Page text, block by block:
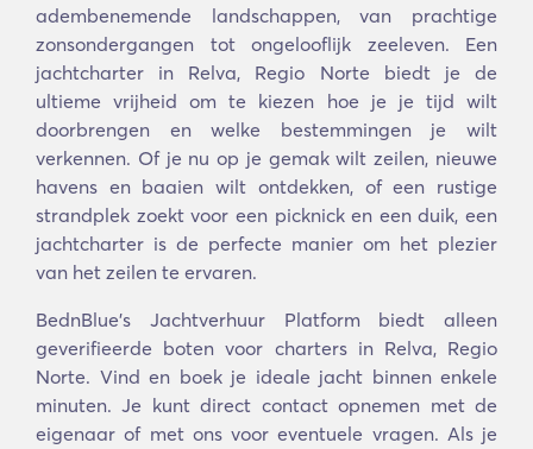
adembenemende landschappen, van prachtige
zonsondergangen tot ongelooflijk zeeleven. Een
jachtcharter in Relva, Regio Norte biedt je de
ultieme vrijheid om te kiezen hoe je je tijd wilt
doorbrengen en welke bestemmingen je wilt
verkennen. Of je nu op je gemak wilt zeilen, nieuwe
havens en baaien wilt ontdekken, of een rustige
strandplek zoekt voor een picknick en een duik, een
jachtcharter is de perfecte manier om het plezier
van het zeilen te ervaren.
BednBlue's Jachtverhuur Platform biedt alleen
geverifieerde boten voor charters in Relva, Regio
Norte. Vind en boek je ideale jacht binnen enkele
minuten. Je kunt direct contact opnemen met de
eigenaar of met ons voor eventuele vragen. Als je